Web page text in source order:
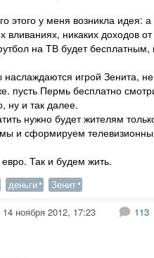
этого у меня возникла идея:
вливаниях, никаких доходов
на ТВ будет
наслаждаются игрой Зенита,
пусть Пермь бесплатно
ну и так далее.
нужно будет жителям
мы и сформируем
Так и будем жить.
деньги Зенит
14 ноября 2012, 17:23 113